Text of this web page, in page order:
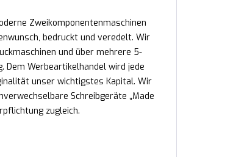
Zweikomponentenmaschinen
bedruckt und veredelt. Wir
und über mehrere 5-
Dem Werbeartikelhandel wird jede
unser wichtigstes Kapital. Wir
Schreibgeräte „Made
zugleich.